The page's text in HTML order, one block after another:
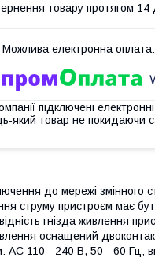
товару протягом 14
підключені
який товар не покидаючи
до мережі змінного
струму пристроєм має
гнізда живлення
оснащений
AC 110 - 240 В, 50 - 60 Гц;